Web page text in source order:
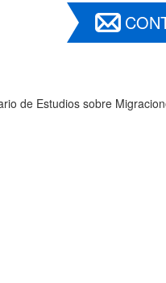
de Estudios sobre